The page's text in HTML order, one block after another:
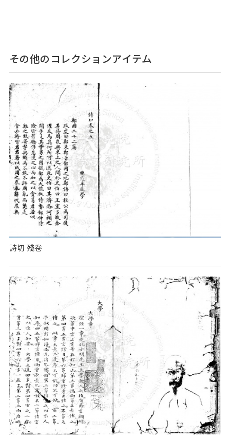
その他のコレクションアイテム
詩切 殘卷